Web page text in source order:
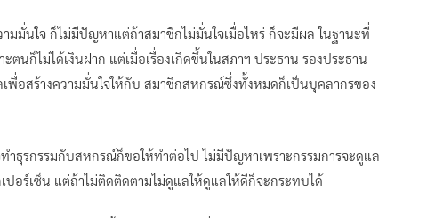
มมั่นใจ ก็ไม่มีปัญหาแต่ถ้าสมาชิกไม่มั่นใจเมื่อไหร่ ก็จะมีผล ในฐานะที่
นก็ไม่ได้เงินฝาก แต่เมื่อเรื่องเกิดขึ้นในสภาฯ ประธาน รองประธาน
พื่อสร้างความมั่นใจให้กับ สมาชิกสหกรณ์ซึ่งทั้งหมดก็เป็นบุคลากรของ
ำธุรกรรมกับสหกรณ์ก็ขอให้ทำต่อไป ไม่มีปัญหาเพราะกรรมการจะดูแล
อร์เซ็น แต่ถ้าไม่ติดติดตามไม่ดูแลให้ดูแลให้ดีก็จะกระทบได้